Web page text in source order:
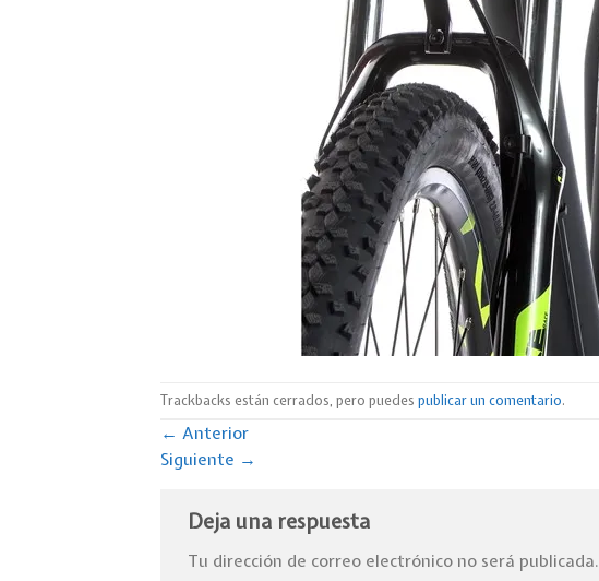
Trackbacks están cerrados, pero puedes publicar un comentario.
← Anterior
Siguiente →
Deja una respuesta
Tu dirección de correo electrónico no será publicada.